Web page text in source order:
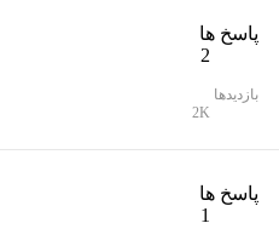
پاسخ ها
2
بازدیدها
2K
پاسخ ها
1